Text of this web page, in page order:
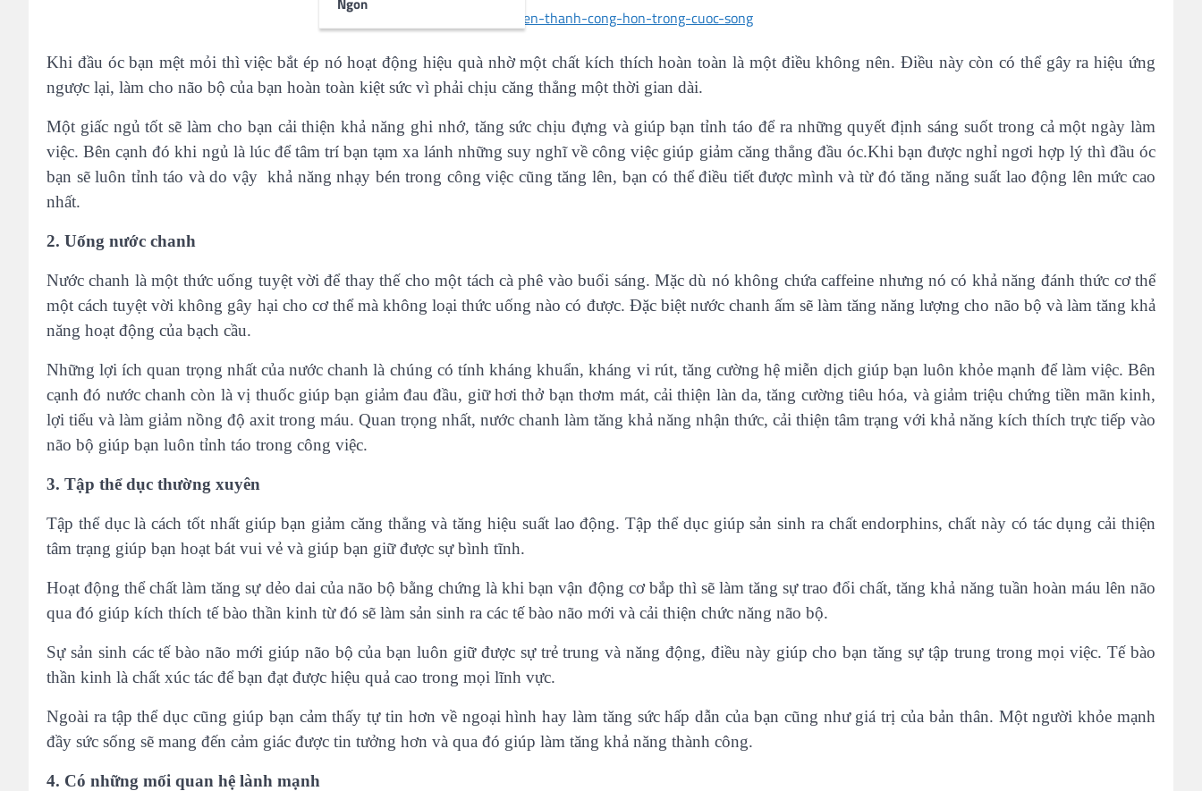
Khi đầu óc bạn mệt mỏi thì việc bắt ép nó hoạt động hiệu quà nhờ một chất kích thích hoàn toàn là một điều không nên. Điều này còn có thể gây ra hiệu ứng
ngược lại, làm cho não bộ của bạn hoàn toàn kiệt sức vì phải chịu căng thẳng một thời gian dài.
Một giấc ngủ tốt sẽ làm cho bạn cải thiện khả năng ghi nhớ, tăng sức chịu đựng và giúp bạn tỉnh táo để ra những quyết định sáng suốt trong cả một ngày làm
việc. Bên cạnh đó khi ngủ là lúc để tâm trí bạn tạm xa lánh những suy nghĩ về công việc giúp giảm căng thẳng đầu óc.Khi bạn được nghỉ ngơi hợp lý thì đầu óc
bạn sẽ luôn tỉnh táo và do vậy khả năng nhạy bén trong công việc cũng tăng lên, bạn có thể điều tiết được mình và từ đó tăng năng suất lao động lên mức cao
nhất.
2. Uống nước chanh
Nước chanh là một thức uống tuyệt vời để thay thế cho một tách cà phê vào buổi sáng. Mặc dù nó không chứa caffeine nhưng nó có khả năng đánh thức cơ thể
một cách tuyệt vời không gây hại cho cơ thể mà không loại thức uống nào có được. Đặc biệt nước chanh ấm sẽ làm tăng năng lượng cho não bộ và làm tăng khả
năng hoạt động của bạch cầu.
Những lợi ích quan trọng nhất của nước chanh là chúng có tính kháng khuẩn, kháng vi rút, tăng cường hệ miễn dịch giúp bạn luôn khỏe mạnh để làm việc. Bên
cạnh đó nước chanh còn là vị thuốc giúp bạn giảm đau đầu, giữ hơi thở bạn thơm mát, cải thiện làn da, tăng cường tiêu hóa, và giảm triệu chứng tiền mãn kinh,
lợi tiểu và làm giảm nồng độ axit trong máu. Quan trọng nhất, nước chanh làm tăng khả năng nhận thức, cải thiện tâm trạng với khả năng kích thích trực tiếp vào
não bộ giúp bạn luôn tỉnh táo trong công việc.
3. Tập thể dục thường xuyên
Tập thể dục là cách tốt nhất giúp bạn giảm căng thẳng và tăng hiệu suất lao động. Tập thể dục giúp sản sinh ra chất endorphins, chất này có tác dụng cải thiện
tâm trạng giúp bạn hoạt bát vui vẻ và giúp bạn giữ được sự bình tĩnh.
Hoạt động thể chất làm tăng sự dẻo dai của não bộ bằng chứng là khi bạn vận động cơ bắp thì sẽ làm tăng sự trao đổi chất, tăng khả năng tuần hoàn máu lên não
qua đó giúp kích thích tế bào thần kinh từ đó sẽ làm sản sinh ra các tế bào não mới và cải thiện chức năng não bộ.
Sự sản sinh các tế bào não mới giúp não bộ của bạn luôn giữ được sự trẻ trung và năng động, điều này giúp cho bạn tăng sự tập trung trong mọi việc. Tế bào
thần kinh là chất xúc tác để bạn đạt được hiệu quả cao trong mọi lĩnh vực.
Ngoài ra tập thể dục cũng giúp bạn cảm thấy tự tin hơn về ngoại hình hay làm tăng sức hấp dẫn của bạn cũng như giá trị của bản thân. Một người khỏe mạnh
đầy sức sống sẽ mang đến cảm giác được tin tưởng hơn và qua đó giúp làm tăng khả năng thành công.
4. Có những mối quan hệ lành mạnh